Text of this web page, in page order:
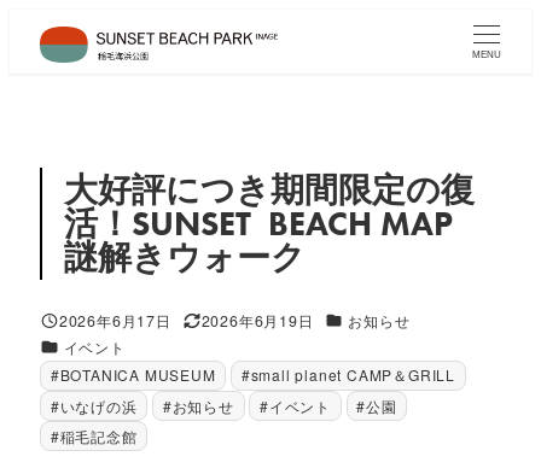
MENU
大好評につき期間限定の復
活！SUNSET BEACH MAP
謎解きウォーク
投稿日
2026年6月17日
更新日
2026年6月19日 カテゴリー
お知らせ
カテゴリー
イベント
#BOTANICA MUSEUM
#small planet CAMP＆GRILL
#いなげの浜
#お知らせ #イベント
#公園
#稲毛記念館